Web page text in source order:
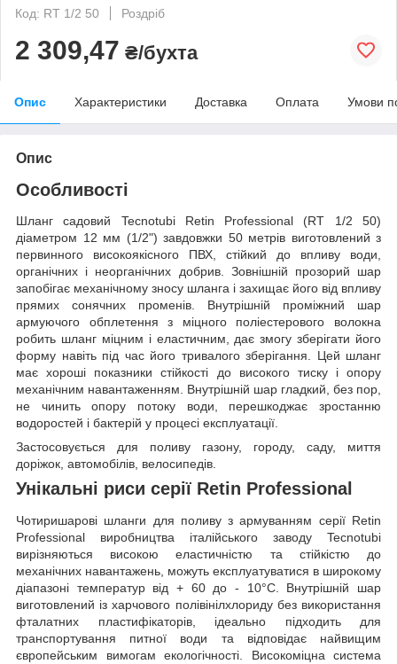
Код: RT 1/2 50
Роздріб
2 309,47 ₴/бухта
Опис Характеристики Доставка Оплата Умови
Опис
Особливості
Шланг садовий Tecnotubi Retin Professional (RT 1/2 50)
діаметром 12 мм (1/2") завдовжки 50 метрів виготовлений з
первинного високоякісного ПВХ, стійкий до впливу води,
органічних і неорганічних добрив. Зовнішній прозорий шар
запобігає механічному зносу шланга і захищає його від впливу
прямих сонячних променів. Внутрішній проміжний шар
армуючого обплетення з міцного поліестерового волокна
робить шланг міцним і еластичним, дає змогу зберігати його
форму навіть під час його тривалого зберігання. Цей шланг
має хороші показники стійкості до високого тиску і опору
механічним навантаженням. Внутрішній шар гладкий, без пор,
не чинить опору потоку води, перешкоджає зростанню
водоростей і бактерій у процесі експлуатації.
Застосовується для поливу газону, городу, саду, миття
доріжок, автомобілів, велосипедів.
Унікальні риси серії Retin Professional
Чотиришарові шланги для поливу з армуванням серії Retin
Professional виробництва італійського заводу Tecnotubi
вирізняються високою еластичністю та стійкістю до
механічних навантажень, можуть експлуатуватися в широкому
діапазоні температур від + 60 до - 10°C. Внутрішній шар
виготовлений із харчового полівінілхлориду без використання
фталатних пластифікаторів, ідеально підходить для
транспортування питної води та відповідає найвищим
європейським вимогам екологічності. Високоміцна система